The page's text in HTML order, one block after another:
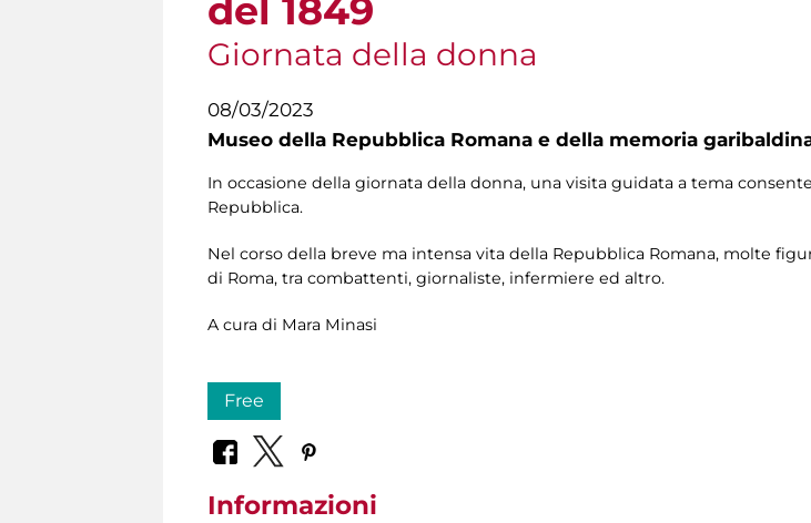
del 1849
Giornata della donna
08/03/2023
Museo della Repubblica Romana e della memoria
In occasione della giornata della donna, una visita guidata a tema
Repubblica.
Nel corso della breve ma intensa vita della Repubblica Romana, molte
di Roma, tra combattenti, giornaliste, infermiere ed altro.
A cura di Mara Minasi
Free
Informazioni